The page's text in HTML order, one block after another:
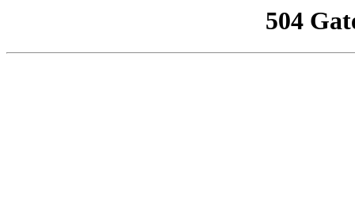
504